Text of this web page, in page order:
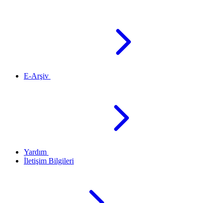
E-Arşiv
Yardım
İletişim Bilgileri